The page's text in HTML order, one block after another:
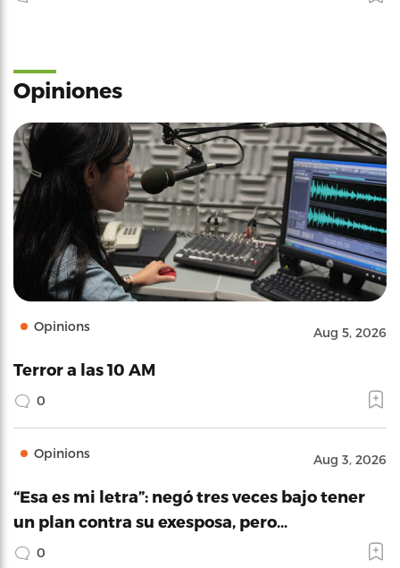
Opiniones
Opinions Aug 5, 2026
Terror a las 10 AM
0
Opinions Aug 3, 2026
“Esa es mi letra”: negó tres veces bajo tener
un plan contra su exesposa, pero…
0